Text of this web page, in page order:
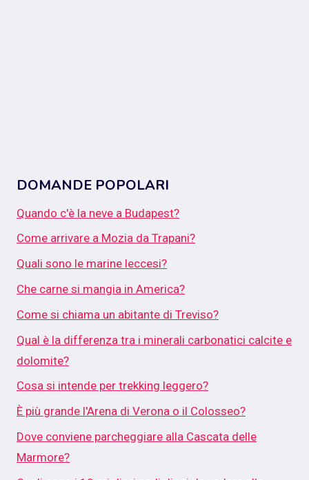
DOMANDE POPOLARI
Quando c'è la neve a Budapest?
Come arrivare a Mozia da Trapani?
Quali sono le marine leccesi?
Che carne si mangia in America?
Come si chiama un abitante di Treviso?
Qual è la differenza tra i minerali carbonatici calcite e
dolomite?
Cosa si intende per trekking leggero?
È più grande l'Arena di Verona o il Colosseo?
Dove conviene parcheggiare alla Cascata delle
Marmore?